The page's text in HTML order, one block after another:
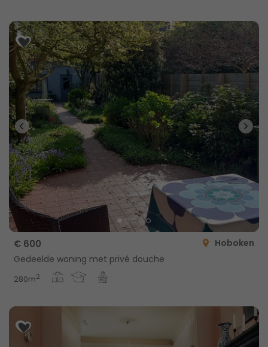
€ 600
Hoboken
Gedeelde woning met privé douche
280m2